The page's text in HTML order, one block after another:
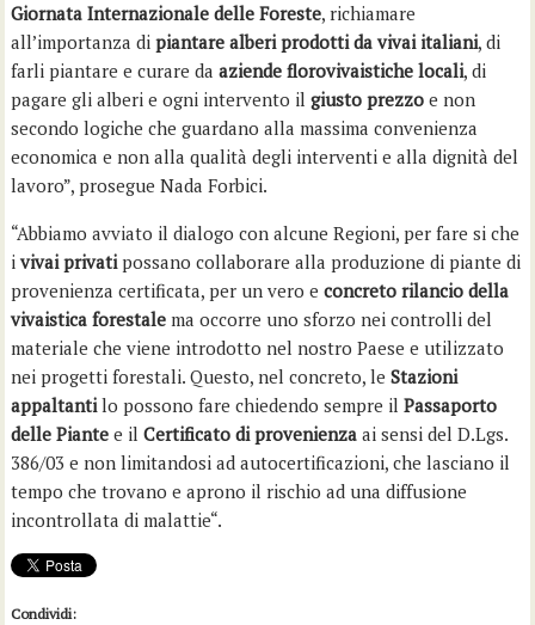
Giornata Internazionale delle Foreste, richiamare
all’importanza dipiantare alberi prodotti da vivai italiani, di
farli piantare e curare daaziende florovivaistiche locali, di
pagare gli alberi e ogni intervento ilgiusto prezzo e non
secondo logiche che guardano alla massima convenienza
economica e non alla qualità degli interventi e alla dignità del
lavoro”, prosegue Nada Forbici.
“Abbiamo avviato il dialogo con alcune Regioni, per fare si che
ivivai privatipossano collaborare alla produzione di piante di
provenienza certificata, per un vero econcreto rilancio della
vivaistica forestale ma occorre uno sforzo nei controlli del
materiale che viene introdotto nel nostro Paese e utilizzato
nei progetti forestali. Questo, nel concreto, leStazioni
appaltantilo possono fare chiedendo sempre ilPassaporto
delle Piante e ilCertificato di provenienza ai sensi del D.Lgs.
386/03 e non limitandosi ad autocertificazioni, che lasciano il
tempo che trovano e aprono il rischio ad una diffusione
incontrollata di malattie“.
Condividi: